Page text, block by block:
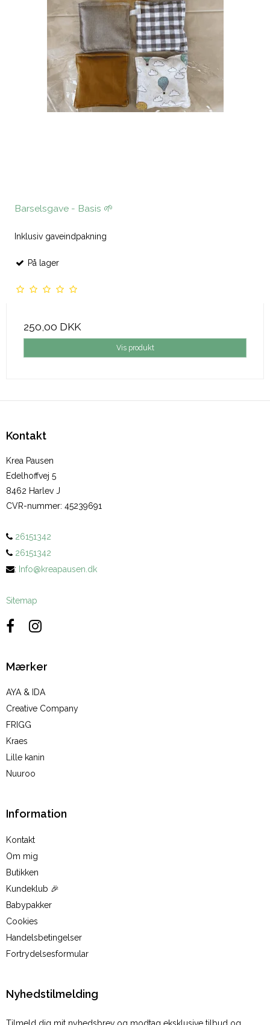
Barselsgave - Basis 🌱
Inklusiv gaveindpakning
På lager
250,00 DKK
Vis produkt
Kontakt
Krea Pausen
Edelhoffvej 5
8462 Harlev J
CVR-nummer: 45239691
26151342
26151342
: Info@kreapausen.dk
Sitemap
Mærker
AYA & IDA
Creative Company
FRIGG
Kraes
Lille kanin
Nuuroo
Information
Kontakt
Om mig
Butikken
Kundeklub 🎉
Babypakker
Cookies
Handelsbetingelser
Fortrydelsesformular
Nyhedstilmelding
Tilmeld dig mit nyhedsbrev og modtag eksklusive tilbud og